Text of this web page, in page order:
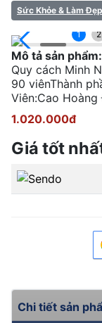
Sức Khỏe & Làm Đẹp
1 2
Mô tả sản phẩm:
Quy cách Minh
90 viênThành
Viên:Cao
1.020.000đ
Giá tốt
Chi tiết sản